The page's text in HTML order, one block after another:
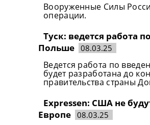
Вооруженные Силы
операции.
Туск: ведется работа
Польше 08.03.25
Ведется работа по
будет разработана до
правительства страны
Expressen: США не
Европе 08.03.25